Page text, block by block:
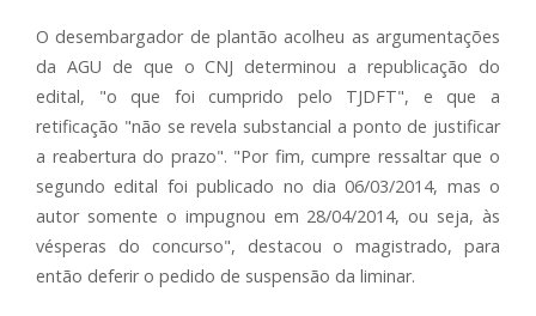
O desembargador de plantão acolheu as argumentações
da AGU de que o CNJ determinou a republicação do
edital, "o que foi cumprido pelo TJDFT", e que a
retificação "não se revela substancial a ponto de justificar
a reabertura do prazo". "Por fim, cumpre ressaltar que o
segundo edital foi publicado no dia 06/03/2014, mas o
autor somente o impugnou em 28/04/2014, ou seja, às
vésperas do concurso", destacou o magistrado, para
então deferir o pedido de suspensão da liminar.